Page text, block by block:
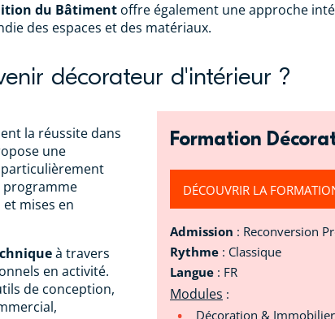
du Bâtiment offre également une approche
des espaces et des matériaux.
décorateur d'intérieur ?
la réussite dans
une
particulièrement
programme
mises en
à travers
en activité.
de conception,
Formation
DÉCOUVRIR LA
Admission : Reconversion
Rythme : Classique
Langue : FR
Modules :
Décoration & Immobilier